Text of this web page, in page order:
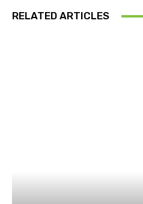
RELATED ARTICLES